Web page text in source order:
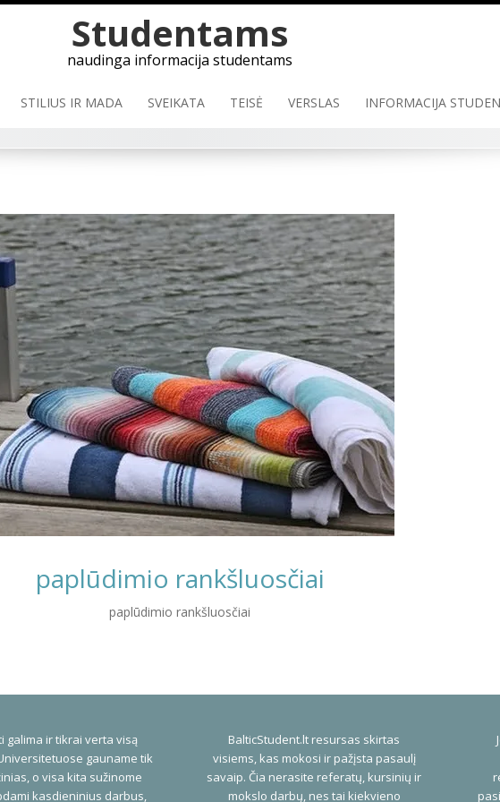
to
content
Studentams
naudinga informacija studentams
STILIUS IR MADA SVEIKATA TEISĖ VERSLAS INFORMACIJA
paplūdimio rankšluosčiai
paplūdimio rankšluosčiai
galima ir tikrai verta visą
gauname tik
o visa kita sužinome
kasdieninius darbus,
BalticStudent.lt resursas skirtas
visiems, kas mokosi ir pažįsta pasaulį
savaip. Čia nerasite referatų, kursinių ir
mokslo darbų, nes tai kiekvieno